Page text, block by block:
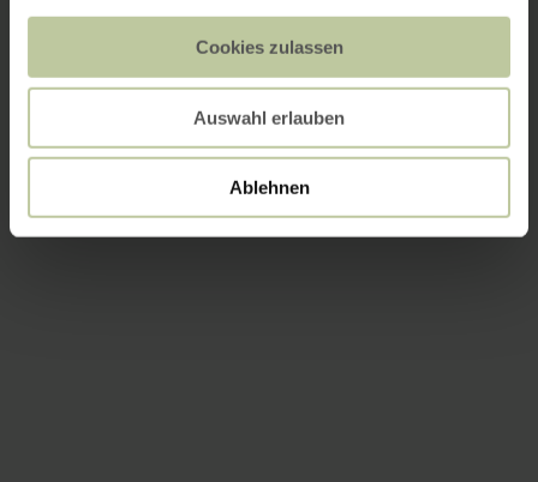
Cookies zulassen
Auswahl erlauben
Ablehnen